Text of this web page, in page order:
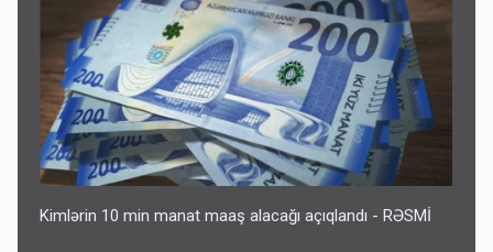
Kimlərin 10 min manat maaş alacağı açıqlandı - RƏSMİ